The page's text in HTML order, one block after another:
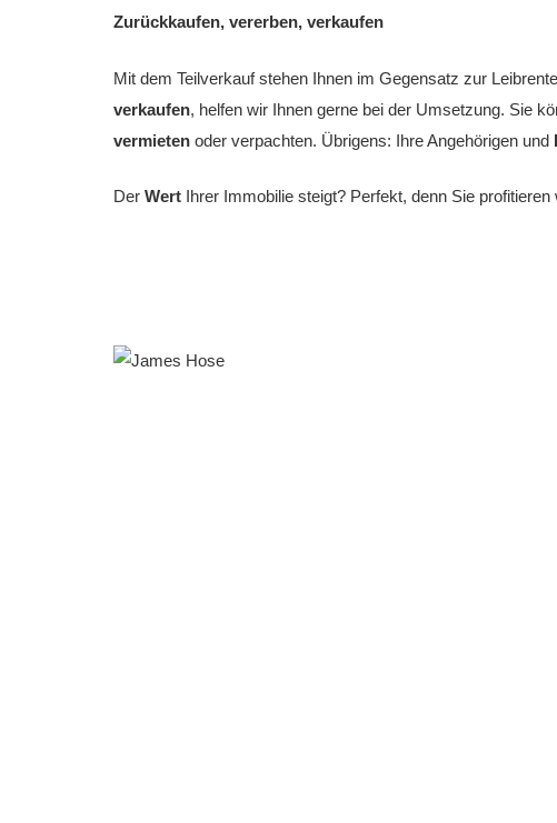
Zurückkaufen, vererben, verkaufen
Mit dem Teilverkauf stehen Ihnen im Gegensatz zur
verkaufen, helfen wir Ihnen gerne bei der Umsetzung. Sie
vermieten oder verpachten. Übrigens: Ihre Angehörigen und
Der Wert Ihrer Immobilie steigt? Perfekt, denn Sie